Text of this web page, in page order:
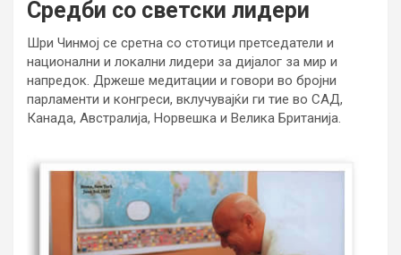
Средби со светски лидери
Шри Чинмој се сретна со стотици претседатели и
национални и локални лидери за дијалог за мир и
напредок. Држеше медитации и говори во бројни
парламенти и конгреси, вклучувајќи ги тие во САД,
Канада, Австралија, Норвешка и Велика Британија.